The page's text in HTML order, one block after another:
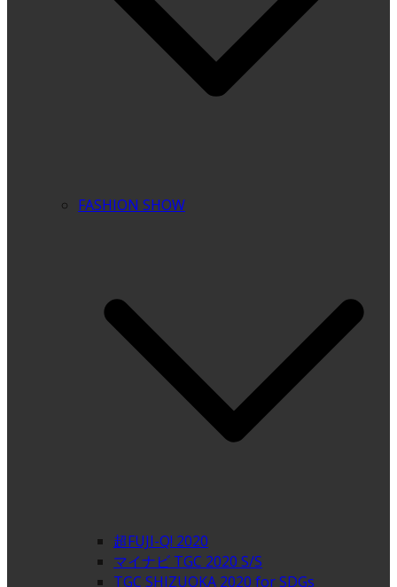
FASHION SHOW
超FUJI-Q! 2020
マイナビ TGC 2020 S/S
TGC SHIZUOKA 2020 for SDGs